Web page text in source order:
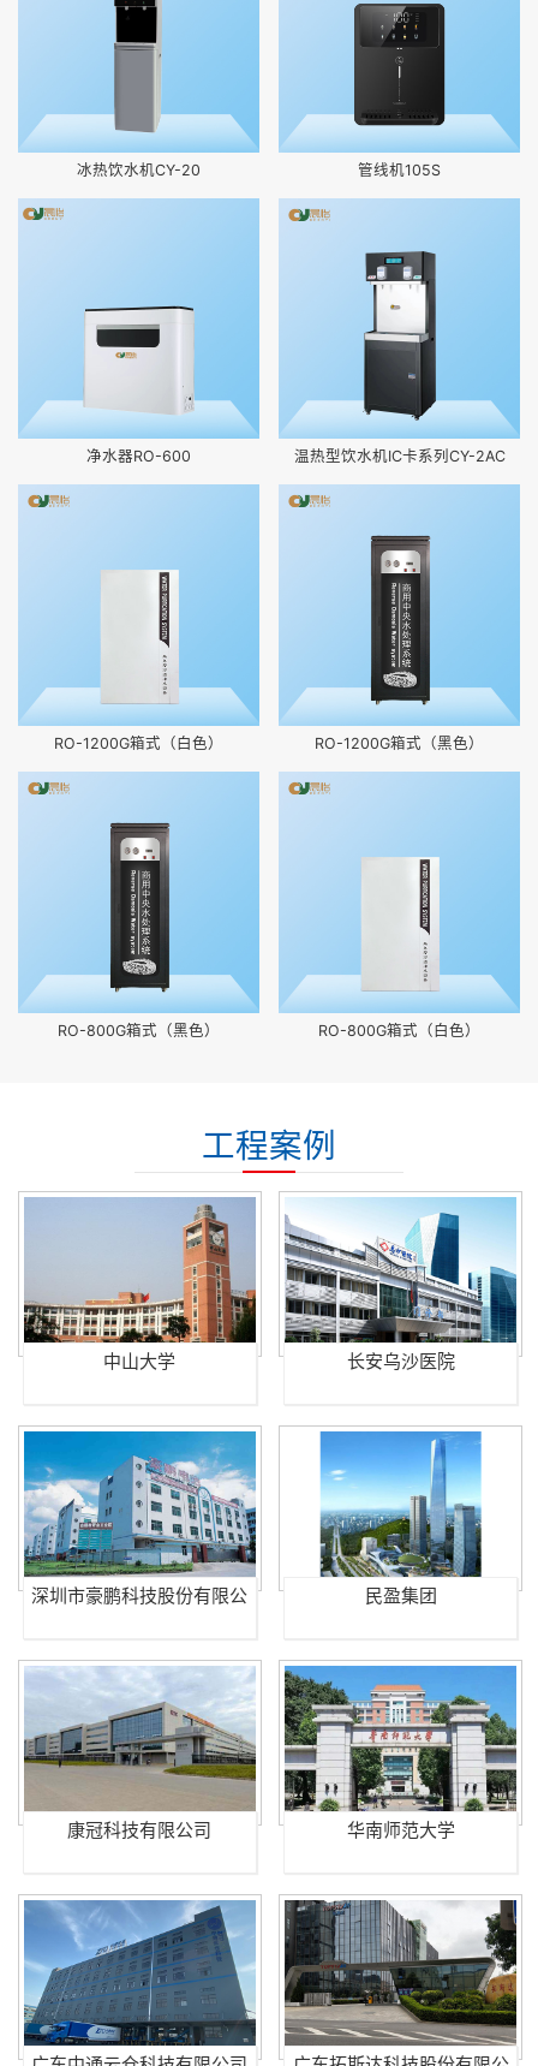
冰热饮水机CY-20 管线机105S
净水器RO-600 温热型饮水机IC卡系列CY-2AC
RO-1200G箱式（白色） RO-1200G箱式（黑色）
RO-800G箱式（黑色） RO-800G箱式（白色）
工程案例
中山大学 长安乌沙医院
深圳市豪鹏科技股份有限公
民盈集团
康冠科技有限公司 华南师范大学